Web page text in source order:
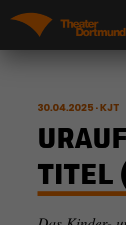
30.04.2025 KJT
TITEL